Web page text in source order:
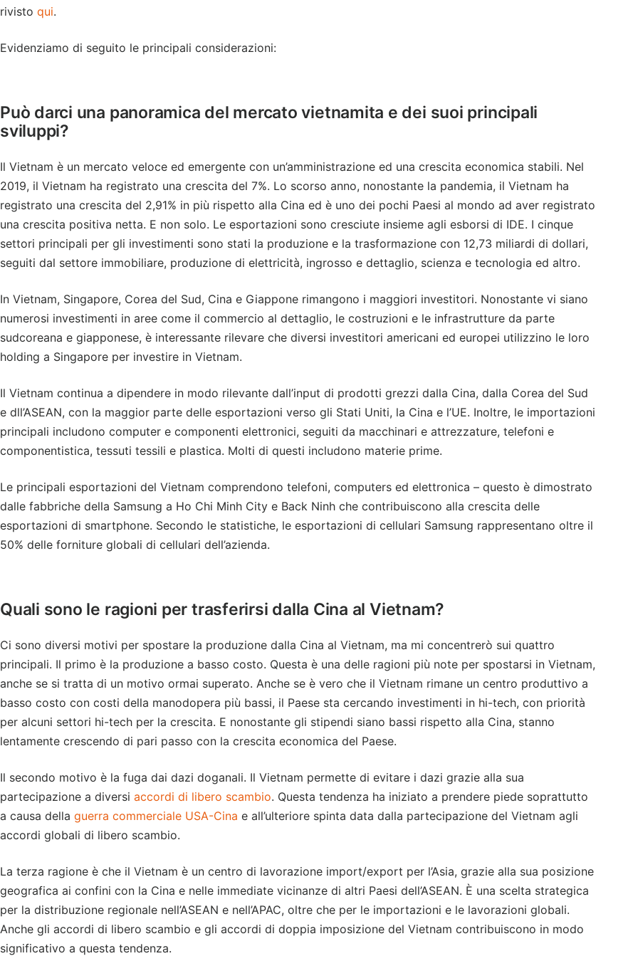
rivisto qui.
Evidenziamo di seguito le principali considerazioni:
Può darci una panoramica del mercato vietnamita e dei suoi principali
sviluppi?
Il Vietnam è un mercato veloce ed emergente con un’amministrazione ed una crescita economica stabili. Nel
2019, il Vietnam ha registrato una crescita del 7%. Lo scorso anno, nonostante la pandemia, il Vietnam ha
registrato una crescita del 2,91% in più rispetto alla Cina ed è uno dei pochi Paesi al mondo ad aver registrato
una crescita positiva netta. E non solo. Le esportazioni sono cresciute insieme agli esborsi di IDE. I cinque
settori principali per gli investimenti sono stati la produzione e la trasformazione con 12,73 miliardi di dollari,
seguiti dal settore immobiliare, produzione di elettricità, ingrosso e dettaglio, scienza e tecnologia ed altro.
In Vietnam, Singapore, Corea del Sud, Cina e Giappone rimangono i maggiori investitori. Nonostante vi siano
numerosi investimenti in aree come il commercio al dettaglio, le costruzioni e le infrastrutture da parte
sudcoreana e giapponese, è interessante rilevare che diversi investitori americani ed europei utilizzino le loro
holding a Singapore per investire in Vietnam.
Il Vietnam continua a dipendere in modo rilevante dall’input di prodotti grezzi dalla Cina, dalla Corea del Sud
e dll’ASEAN, con la maggior parte delle esportazioni verso gli Stati Uniti, la Cina e l’UE. Inoltre, le importazioni
principali includono computer e componenti elettronici, seguiti da macchinari e attrezzature, telefoni e
componentistica, tessuti tessili e plastica. Molti di questi includono materie prime.
Le principali esportazioni del Vietnam comprendono telefoni, computers ed elettronica – questo è dimostrato
dalle fabbriche della Samsung a Ho Chi Minh City e Back Ninh che contribuiscono alla crescita delle
esportazioni di smartphone. Secondo le statistiche, le esportazioni di cellulari Samsung rappresentano oltre il
50% delle forniture globali di cellulari dell’azienda.
Quali sono le ragioni per trasferirsi dalla Cina al Vietnam?
Ci sono diversi motivi per spostare la produzione dalla Cina al Vietnam, ma mi concentrerò sui quattro
principali. Il primo è la produzione a basso costo. Questa è una delle ragioni più note per spostarsi in Vietnam,
anche se si tratta di un motivo ormai superato. Anche se è vero che il Vietnam rimane un centro produttivo a
basso costo con costi della manodopera più bassi, il Paese sta cercando investimenti in hi-tech, con priorità
per alcuni settori hi-tech per la crescita. E nonostante gli stipendi siano bassi rispetto alla Cina, stanno
lentamente crescendo di pari passo con la crescita economica del Paese.
Il secondo motivo è la fuga dai dazi doganali. Il Vietnam permette di evitare i dazi grazie alla sua
partecipazione a diversi accordi di libero scambio. Questa tendenza ha iniziato a prendere piede soprattutto
a causa della guerra commerciale USA-Cina e all’ulteriore spinta data dalla partecipazione del Vietnam agli
accordi globali di libero scambio.
La terza ragione è che il Vietnam è un centro di lavorazione import/export per l’Asia, grazie alla sua posizione
geografica ai confini con la Cina e nelle immediate vicinanze di altri Paesi dell’ASEAN. È una scelta strategica
per la distribuzione regionale nell’ASEAN e nell’APAC, oltre che per le importazioni e le lavorazioni globali.
Anche gli accordi di libero scambio e gli accordi di doppia imposizione del Vietnam contribuiscono in modo
significativo a questa tendenza.